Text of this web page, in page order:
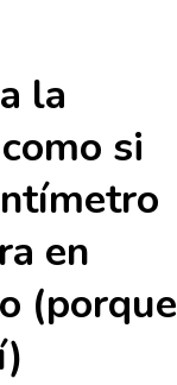
la
si
en
(porque